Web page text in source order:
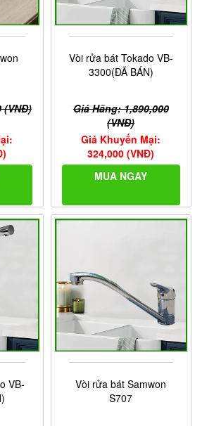
(VNĐ)
Vòi rửa bát Tokado VB-
3300(ĐÃ BÁN)
Giá Hãng: 1,890,000
(VNĐ)
Giá Khuyến Mại:
324,000 (VNĐ)
MUA NGAY
VB-
Vòi rửa bát Samwon
S707